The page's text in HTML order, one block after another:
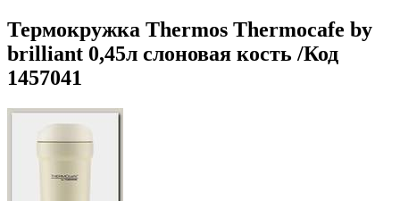
Термокружка Thermos Thermocafe by
brilliant 0,45л слоновая кость /Код
1457041